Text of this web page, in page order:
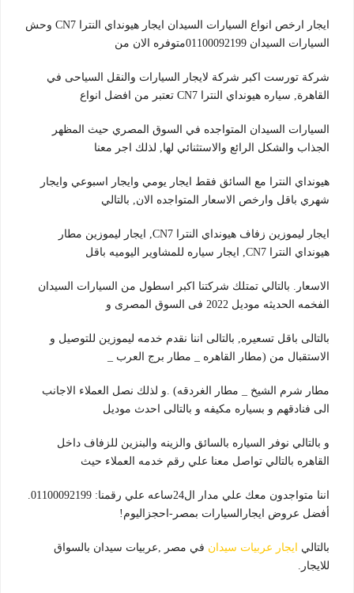
ايجار ارخص انواع السيارات السيدان ايجار هيونداي النترا CN7 وحش
السيارات السيدان 01100092199متوفره الان من
شركة تورست اكبر شركة لايجار السيارات والنقل السياحى في
القاهرة, سياره هيونداي النترا CN7 تعتبر من افضل انواع
السيارات السيدان المتواجده في السوق المصري حيث المظهر
الجذاب والشكل الرائع والاستثنائي لها, لذلك اجر معنا
هيونداي النترا مع السائق فقط ايجار يومي وايجار اسبوعي وايجار
شهري باقل وارخص الاسعار المتواجده الان, بالتالي
ايجار ليموزين زفاف هيونداي النترا CN7, ايجار ليموزين مطار
هيونداي النترا CN7, ايجار سياره للمشاوير اليوميه باقل
الاسعار. بالتالي تمتلك شركتنا اكبر اسطول من السيارات السيدان
الفخمه الحديثه موديل 2022 فى السوق المصرى و
بالتالى باقل تسعيره, بالتالى اننا نقدم خدمه ليموزين للتوصيل و
الاستقبال من (مطار القاهره _ مطار برج العرب _
مطار شرم الشيخ _ مطار الغردقه) .و لذلك نصل العملاء الاجانب
الى فنادقهم و بسياره مكيفه و بالتالى احدث موديل
و بالتالي نوفر السياره بالسائق والزينه والبنزين للزفاف داخل
القاهره بالتالي تواصل معنا علي رقم خدمه العملاء حيث
اننا متواجدون معك علي مدار ال24ساعه علي رقمنا: 01100092199.
أفضل عروض ايجارالسيارات بمصر-احجزاليوم!
بالتالي ايجار عربيات سيدان في مصر ,عربيات سيدان بالسواق
للايجار.